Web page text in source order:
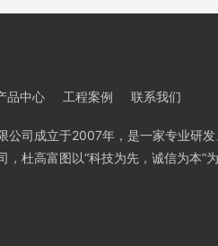
品中心 工程案例 联系我们
公司成立于2007年，是一家专业研
杜高富图以“科技为先，诚信为本”